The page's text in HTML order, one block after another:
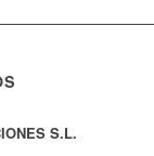
S.L.